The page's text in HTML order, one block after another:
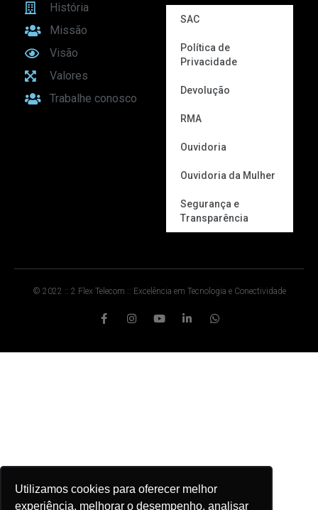
Utilizamos cookies para oferecer melhor
experiência, melhorar o desempenho, analisar
História
Missão
Visão
Valores
Trabalhe conosco
SAC
Política de
Privacidade
Devolução
RMA
Ouvidoria
Ouvidoria da Mulher
Segurança e
Transparência
© 2022 :: 2 Flex Telecom :: Excelência em Tecnologia e Conectividade